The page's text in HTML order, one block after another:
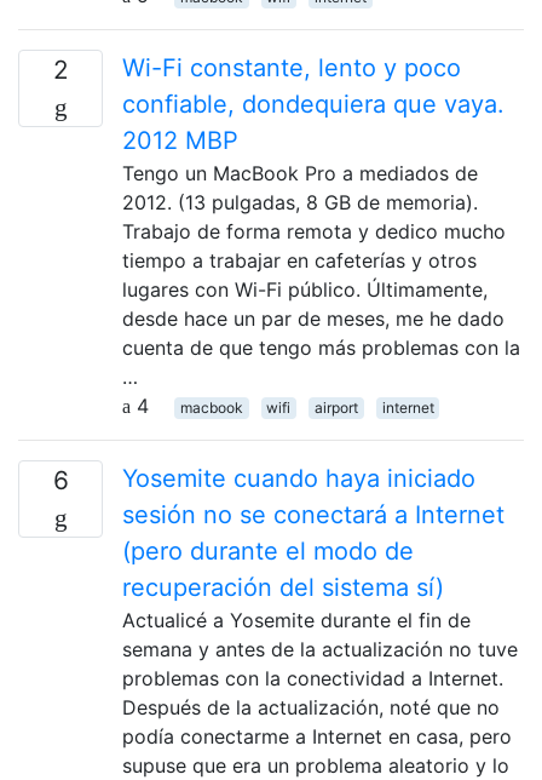
2
Wi-Fi constante, lento y poco
confiable, dondequiera que vaya.
2012 MBP
Tengo un MacBook Pro a mediados de
2012. (13 pulgadas, 8 GB de memoria).
Trabajo de forma remota y dedico mucho
tiempo a trabajar en cafeterías y otros
lugares con Wi-Fi público. Últimamente,
desde hace un par de meses, me he dado
cuenta de que tengo más problemas con la
…
4
macbook wifi airport internet
6
Yosemite cuando haya iniciado
sesión no se conectará a Internet
(pero durante el modo de
recuperación del sistema sí)
Actualicé a Yosemite durante el fin de
semana y antes de la actualización no tuve
problemas con la conectividad a Internet.
Después de la actualización, noté que no
podía conectarme a Internet en casa, pero
supuse que era un problema aleatorio y lo